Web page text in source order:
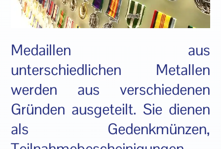
Medaillen aus
unterschiedlichen Metallen
werden aus verschiedenen
Gründen ausgeteilt. Sie dienen
als Gedenkmünzen,